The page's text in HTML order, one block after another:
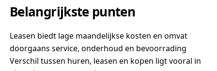
Belangrijkste punten
Leasen biedt lage maandelijkse kosten en omvat
doorgaans service, onderhoud en bevoorrading
Verschil tussen huren, leasen en kopen ligt vooral in